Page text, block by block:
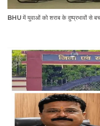
BHU में युवाओं को शराब के दुष्प्रभावों से